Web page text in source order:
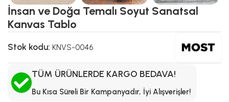
İnsan ve Doğa Temalı Soyut Sanatsal
Kanvas Tablo
Stok kodu: KNVS-0046
TÜM ÜRÜNLERDE KARGO BEDAVA!
Bu Kısa Süreli Bir Kampanyadır, İyi Alışverişler!